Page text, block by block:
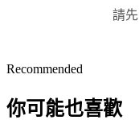
請先
Recommended
你可能也喜歡